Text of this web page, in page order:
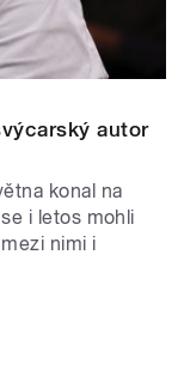
autor
konal na
i letos mohli
nimi i